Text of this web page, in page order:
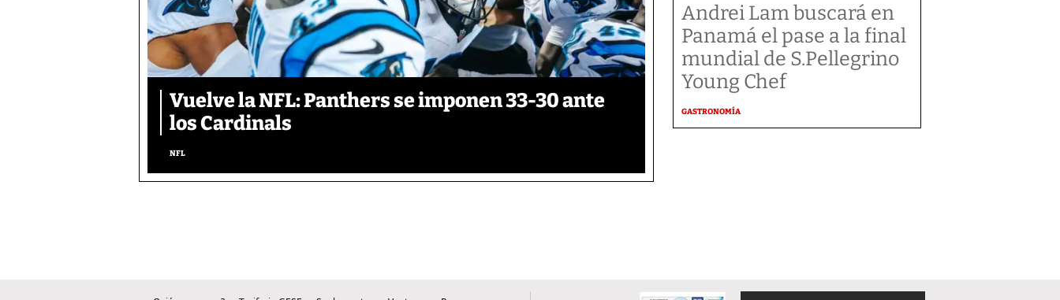
Vuelve la NFL: Panthers se imponen 33-30 ante
los Cardinals
NFL
Andrei Lam buscará en
Panamá el pase a la final
mundial de S.Pellegrino
Young Chef
GASTRONOMÍA